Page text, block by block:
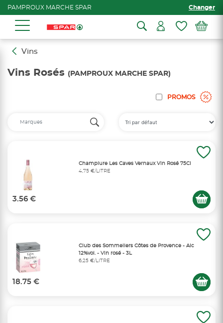
PAMPROUX MARCHE SPAR Changer
Vins
Vins Rosés (PAMPROUX MARCHE SPAR)
PROMOS
Champlure Les Caves Vernaux Vin Rosé 75Cl
4,75 €/LITRE
3.56 €
Club des Sommeliers Côtes de Provence - Alc
12%vol. - Vin rosé - 3L
6,25 €/LITRE
18.75 €